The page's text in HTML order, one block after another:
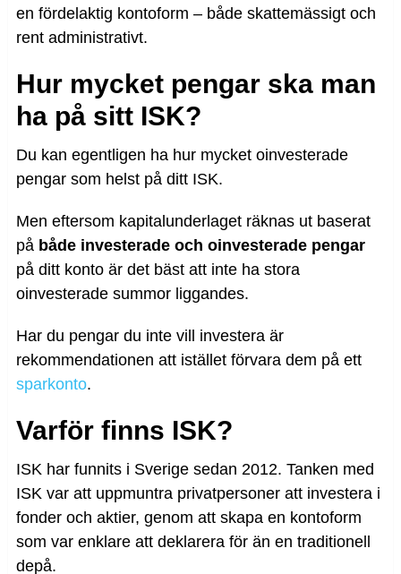
en fördelaktig kontoform – både skattemässigt och
rent administrativt.
Hur mycket pengar ska man
ha på sitt ISK?
Du kan egentligen ha hur mycket oinvesterade
pengar som helst på ditt ISK.
Men eftersom kapitalunderlaget räknas ut baserat
på både investerade och oinvesterade pengar
på ditt konto är det bäst att inte ha stora
oinvesterade summor liggandes.
Har du pengar du inte vill investera är
rekommendationen att istället förvara dem på ett
sparkonto.
Varför finns ISK?
ISK har funnits i Sverige sedan 2012. Tanken med
ISK var att uppmuntra privatpersoner att investera i
fonder och aktier, genom att skapa en kontoform
som var enklare att deklarera för än en traditionell
depå.